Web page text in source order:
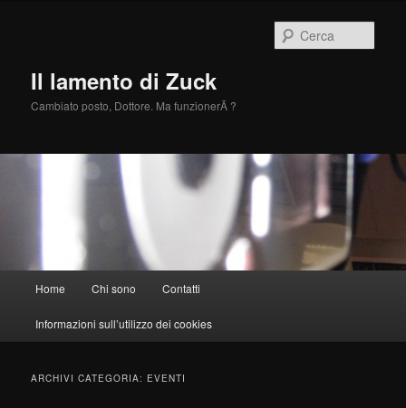
Il lamento di Zuck
Cambiato posto, Dottore. Ma funzionerÃ ?
principale
Home Chi sono Contatti
Informazioni sull’utilizzo dei cookies
ARCHIVI CATEGORIA: EVENTI